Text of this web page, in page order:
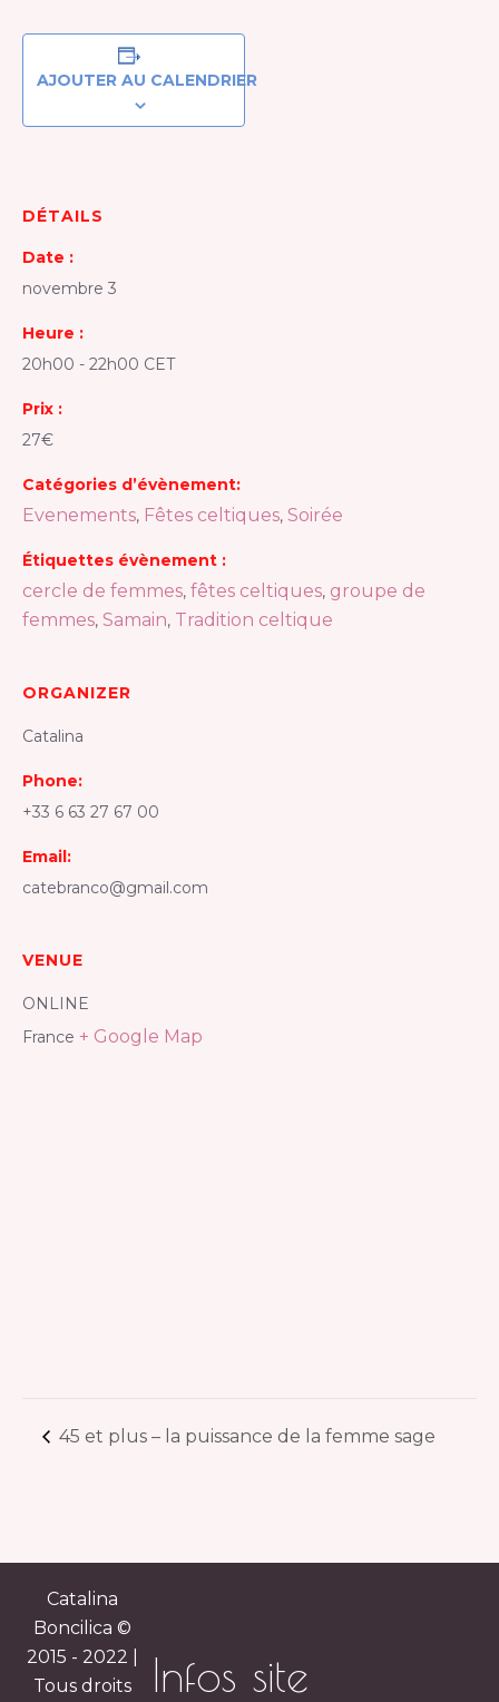
AJOUTER AU CALENDRIER
DÉTAILS
Date :
novembre 3
Heure :
20h00 - 22h00 CET
Prix :
27€
Catégories d’évènement:
Evenements, Fêtes celtiques, Soirée
Étiquettes évènement :
cercle de femmes, fêtes celtiques, groupe de
femmes, Samain, Tradition celtique
ORGANIZER
Catalina
Phone:
+33 6 63 27 67 00
Email:
catebranco@gmail.com
VENUE
ONLINE
France + Google Map
45 et plus – la puissance de la femme sage
Infos site
Catalina
Boncilica ©
2015 - 2022 |
Tous droits